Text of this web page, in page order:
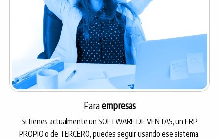
Paraempresas
Si tienes actualmente un SOFTWARE DE VENTAS, un ERP
PROPIO o de TERCERO, puedes seguir usando ese sistema,